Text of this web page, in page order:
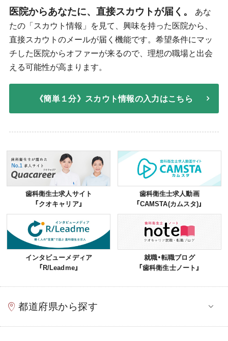
医院からあなたに、直接スカウトが届く。
あな
たの「スカウト情報」を見て、興味を持った医院から、
直接スカウトのメールが届く機能です。希望条件にマッ
チした医院からオファーが来るので、理想の職場と出会
える可能性が高まります。
《簡単１分》スカウト情報の入力はこちら
歯科衛生士求人サイト
「クオキャリア」
歯科衛生士求人動画
「CAMSTA(カムスタ)」
インタビューメディア
「R/Leadme」
就職・転職ブログ
「歯科衛生士ノート」
都道府県から探す